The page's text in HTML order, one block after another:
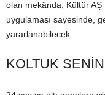
olan mekânda, Kültür AŞ
uygulaması sayesinde,
yararlanabilecek.
KOLTUK